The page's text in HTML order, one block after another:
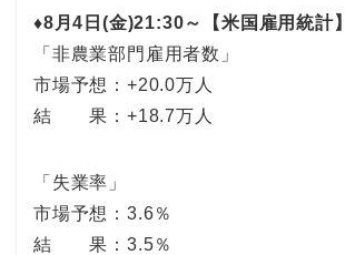
♦8月4日(金)21:30～【米国雇用統計】
「非農業部門雇用者数」
市場予想：+20.0万人
結 果：+18.7万人
「失業率」
市場予想：3.6％
結 果：3.5％